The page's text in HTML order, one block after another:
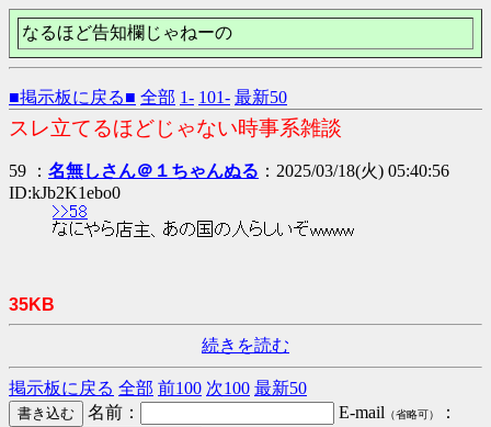
なるほど告知欄じゃねーの
■掲示板に戻る■ 全部 1- 101- 最新50
スレ立てるほどじゃない時事系雑談
59 ： 名無しさん＠１ちゃんぬる ：2025/03/18(火) 05:40:56
ID:kJb2K1ebo0
>>58
なにやら店主、あの国の人らしいぞwwww
35KB
続きを読む
掲示板に戻る 全部 前100 次100 最新50
名前：
E-mail （省略可） ：